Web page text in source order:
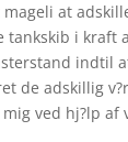
at
tankskib i kraft
indtil
de adskillig
ved hj?lp af